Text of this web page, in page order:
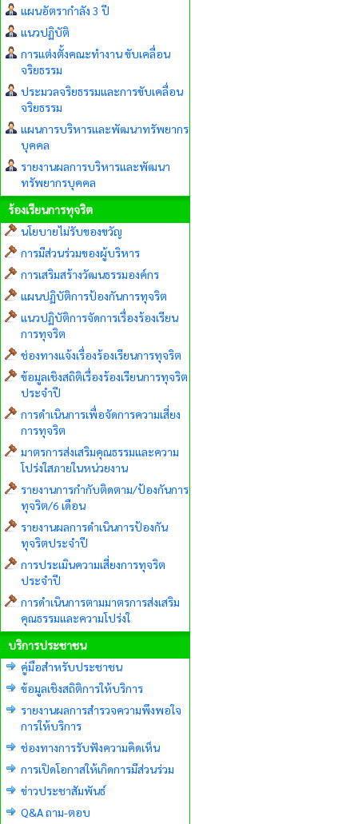
แผนอัตรากำลัง 3 ปี
แนวปฏิบัติ
การแต่งตั้งคณะทำงาน ขับเคลื่อน
จริยธรรม
ประมวลจริยธรรมและการขับเคลื่อน
จริยธรรม
แผนการบริหารและพัฒนาทรัพยากร
บุคคล
รายงานผลการบริหารและพัฒนา
ทรัพยากรบุคคล
ร้องเรียนการทุจริต
นโยบายไม่รับของขวัญ
การมีส่วนร่วมของผู้บริหาร
การเสริมสร้างวัฒนธรรมองค์กร
แผนปฏิบัติการป้องกันการทุจริต
แนวปฏิบัติการจัดการเรื่องร้องเรียน
การทุจริต
ช่องทางแจ้งเรื่องร้องเรียนการทุจริต
ข้อมูลเชิงสถิติเรื่องร้องเรียนการทุจริต
ประจำปี
การดำเนินการเพื่อจัดการความเสี่ยง
การทุจริต
มาตรการส่งเสริมคุณธรรมและความ
โปร่งใสภายในหน่วยงาน
รายงานการกำกับติดตาม/ป้องกันการ
ทุจริต/6 เดือน
รายงานผลการดำเนินการป้องกัน
ทุจริตประจำปี
การประเมินความเสี่ยงการทุจริต
ประจำปี
การดำเนินการตามมาตรการส่งเสริม
คุณธรรมและความโปร่งใ
บริการประชาชน
คู่มือสำหรับประชาชน
ข้อมูลเชิงสถิติการให้บริการ
รายงานผลการสำรวจความพึงพอใจ
การให้บริการ
ช่องทางการรับฟังความคิดเห็น
การเปิดโอกาสให้เกิดการมีส่วนร่วม
ข่าวประชาสัมพันธ์
Q&A ถาม-ตอบ